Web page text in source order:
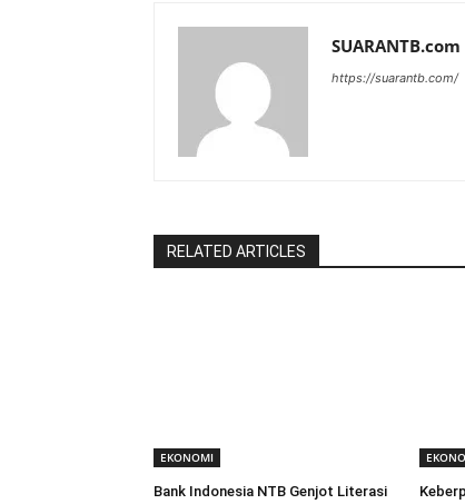
SUARANTB.com
https://suarantb.com/
RELATED ARTICLES
EKONOMI
Bank Indonesia NTB Genjot Literasi